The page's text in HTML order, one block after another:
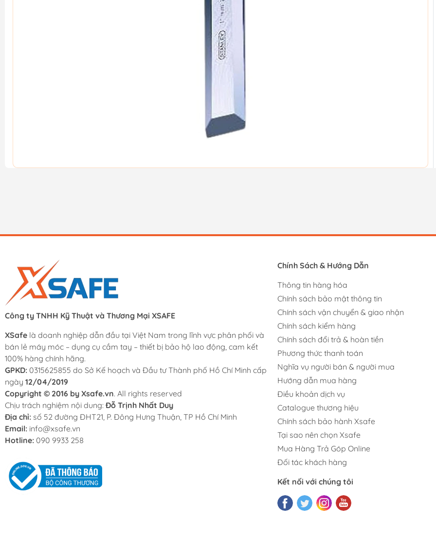
Công ty TNHH Kỹ Thuật và Thương Mại XSAFE
XSafe là doanh nghiệp dẫn đầu tại Việt Nam trong lĩnh vực phân phối và
bán lẻ máy móc – dụng cụ cầm tay – thiết bị bảo hộ lao động, cam kết
100% hàng chính hãng.
GPKD: 0315625855 do Sở Kế hoạch và Đầu tư Thành phố Hồ Chí Minh cấp
ngày 12/04/2019
Copyright © 2016 by Xsafe.vn. All rights reserved
Chịu trách nghiệm nội dung: Đỗ Trịnh Nhất Duy
Địa chỉ: số 52 đường ĐHT21, P. Đông Hưng Thuận, TP Hồ Chí Minh
Email: info@xsafe.vn
Hotline: 090 9933 258
Chính Sách & Hướng Dẫn
Thông tin hàng hóa
Chính sách bảo mật thông tin
Chính sách vận chuyển & giao nhận
Chính sách kiểm hàng
Chính sách đổi trả & hoàn tiền
Phương thức thanh toán
Nghĩa vụ người bán & người mua
Hướng dẫn mua hàng
Điều khoản dịch vụ
Catalogue thương hiệu
Chính sách bảo hành Xsafe
Tại sao nên chọn Xsafe
Mua Hàng Trả Góp Online
Đối tác khách hàng
Kết nối với chúng tôi